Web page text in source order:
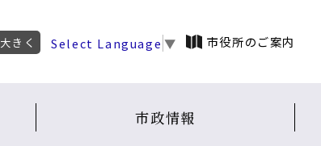
大きく Select Language ▼ 市役所のご案内
市政情報